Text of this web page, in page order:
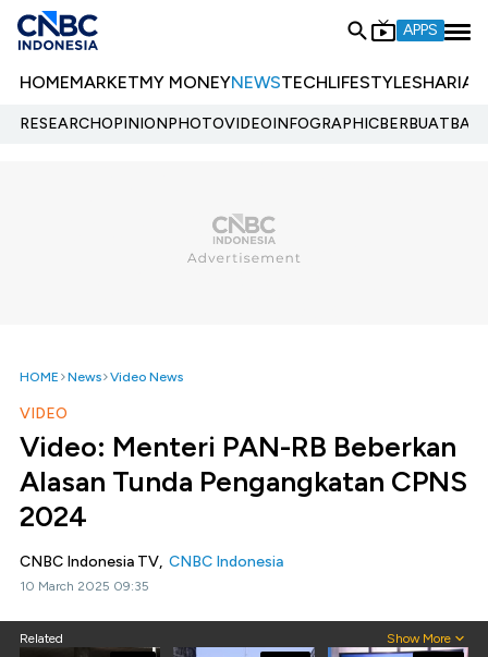
APPS
HOMEMARKETMY MONEYNEWSTECHLIFESTYLESHARIA
RESEARCHOPINIONPHOTOVIDEOINFOGRAPHIC
HOME News Video News
VIDEO
Video: Menteri PAN-RB Beberkan
Alasan Tunda Pengangkatan CPNS
2024
CNBC Indonesia TV, CNBC Indonesia
10 March 2025 09:35
Related Show More